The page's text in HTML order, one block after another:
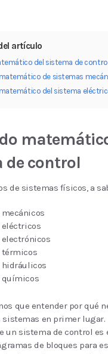
artículo
del sistema de control
de sistemas
del sistema
de control
de sistemas físicos, a
eléctricos
térmicos
hidráulicos
químicos
que entender por qué
sistemas en primer lugar.
un sistema de control es
de bloques para